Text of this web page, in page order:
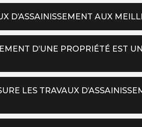
D’ASSAINISSEMENT AUX
D’UNE PROPRIÉTÉ EST
LES TRAVAUX